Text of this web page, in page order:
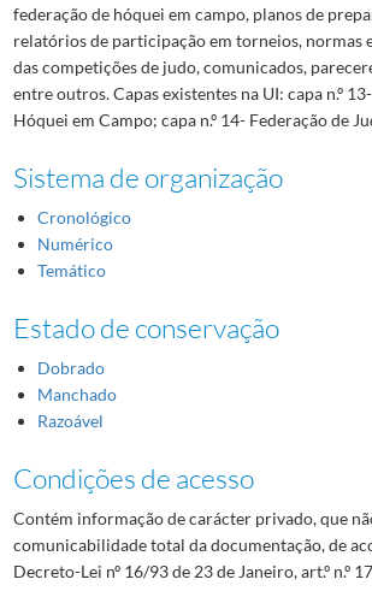
federação de hóquei em campo, planos de
relatórios de participação em torneios, normas
das competições de judo, comunicados,
entre outros. Capas existentes na UI: capa n.º
Hóquei em Campo; capa n.º 14- Federação de
Sistema de organização
Cronológico
Numérico
Temático
Estado de conservação
Dobrado
Manchado
Razoável
Condições de acesso
Contém informação de carácter privado, que
comunicabilidade total da documentação, de
Decreto-Lei nº 16/93 de 23 de Janeiro, art.º n.º